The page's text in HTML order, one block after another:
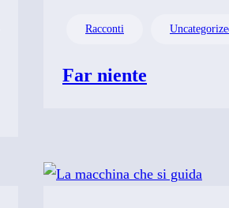
Racconti
Far niente